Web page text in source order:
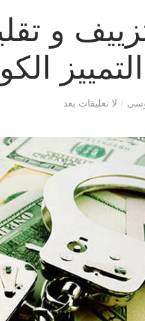
و
/ لا تعليقات بعد